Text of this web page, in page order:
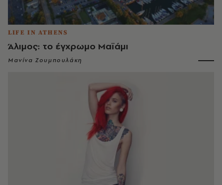
LIFE IN ATHENS
Άλιμος: το έγχρωμο Μαϊάμι
Μανίνα Ζουμπουλάκη